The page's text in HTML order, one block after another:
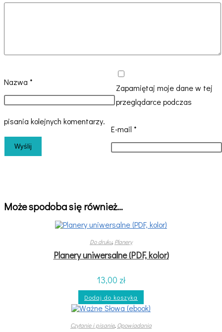
Nazwa *
E-mail *
Zapamiętaj moje dane w tej
przeglądarce podczas
pisania kolejnych komentarzy.
Może spodoba się również…
Do druku, Planery
Planery uniwersalne (PDF, kolor)
13,00 zł
Dodaj do koszyka
Czytanie i pisanie, Opowiadania